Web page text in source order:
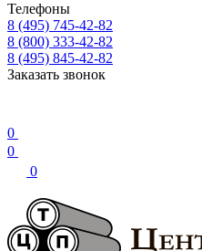
Телефоны
8 (495) 745-42-82
8 (800) 333-42-82
8 (495) 845-42-82
Заказать звонок
0
0
0